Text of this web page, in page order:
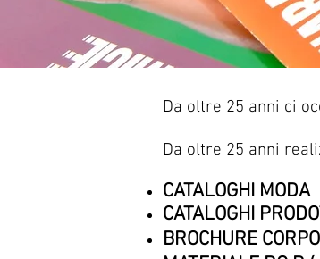
Da oltre 25 anni ci
Da oltre 25 anni
CATALOGHI MODA
CATALOGHI
BROCHURE